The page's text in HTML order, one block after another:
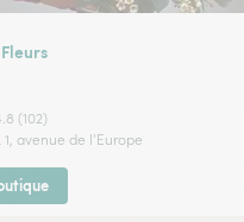
(102)
1, avenue de l'Europe